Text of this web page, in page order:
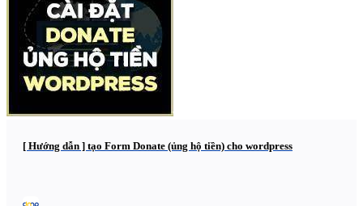
[ Hướng dẫn ] tạo Form Donate (ủng hộ tiền) cho wordpress